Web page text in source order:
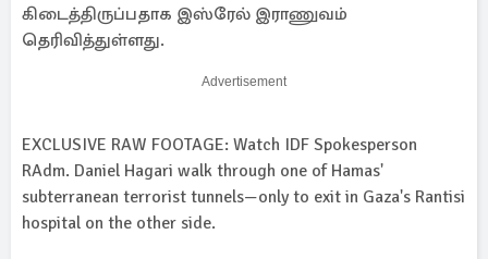
கிடைத்திருப்பதாக இஸ்ரேல் இராணுவம்
தெரிவித்துள்ளது.
Advertisement
EXCLUSIVE RAW FOOTAGE: Watch IDF Spokesperson
RAdm. Daniel Hagari walk through one of Hamas'
subterranean terrorist tunnels—only to exit in Gaza's Rantisi
hospital on the other side.